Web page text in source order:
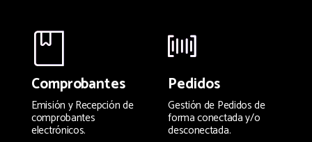
Comprobantes
Emisión y Recepción de
comprobantes
electrónicos.
Pedidos
Gestión de Pedidos de
forma conectada y/o
desconectada.